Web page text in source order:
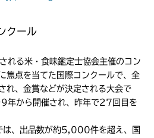
クール
る米・食味鑑定士協会主催のコン
焦点を当てた国際コンクールで、全
れ、金賞などが決定される大会で
年から開催され、昨年で27回目を
は、出品数が約5,000件を超え、国